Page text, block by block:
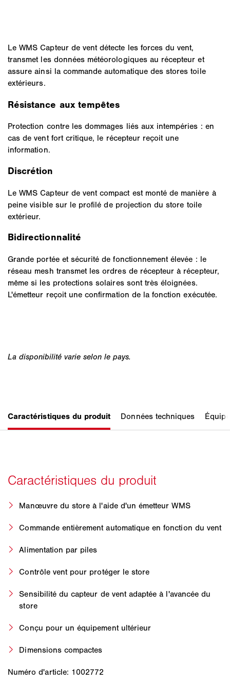
Le WMS Capteur de vent détecte les forces du vent,
transmet les données météorologiques au récepteur et
assure ainsi la commande automatique des stores toile
extérieurs.
Résistance aux tempêtes
Protection contre les dommages liés aux intempéries : en
cas de vent fort critique, le récepteur reçoit une
information.
Discrétion
Le WMS Capteur de vent compact est monté de manière à
peine visible sur le profilé de projection du store toile
extérieur.
Bidirectionnalité
Grande portée et sécurité de fonctionnement élevée : le
réseau mesh transmet les ordres de récepteur à récepteur,
même si les protections solaires sont très éloignées.
L'émetteur reçoit une confirmation de la fonction exécutée.
Manœuvre du store à l'aide d'un émetteur WMS
Commande entièrement automatique en fonction du vent
Alimentation par piles
Contrôle vent pour protéger le store
Sensibilité du capteur de vent adaptée à l'avancée du
store
Conçu pour un équipement ultérieur
Dimensions compactes
Numéro d'article: 1002772